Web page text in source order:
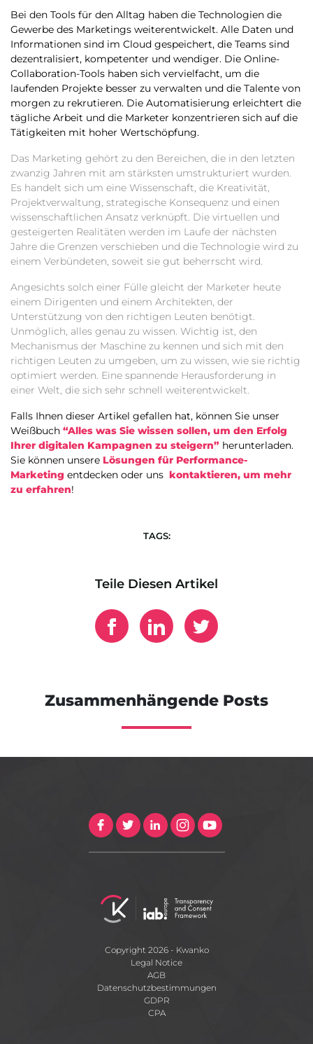
Bei den Tools für den Alltag haben die Technologien die
Gewerbe des Marketings weiterentwickelt. Alle Daten und
Informationen sind im Cloud gespeichert, die Teams sind
dezentralisiert, kompetenter und wendiger. Die Online-
Collaboration-Tools haben sich vervielfacht, um die
laufenden Projekte besser zu verwalten und die Talente von
morgen zu rekrutieren. Die Automatisierung erleichtert die
tägliche Arbeit und die Marketer konzentrieren sich auf die
Tätigkeiten mit hoher Wertschöpfung.
Das Marketing gehört zu den Bereichen, die in den letzten
zwanzig Jahren mit am stärksten umstrukturiert wurden.
Es handelt sich um eine Wissenschaft, die Kreativität,
Projektverwaltung, strategische Konsequenz und einen
wissenschaftlichen Ansatz verknüpft. Die virtuellen und
gesteigerten Realitäten werden im Laufe der nächsten
Jahre die Grenzen verschieben und die Technologie wird zu
einem Verbündeten, soweit sie gut beherrscht wird.
Angesichts solch einer Fülle gleicht der Marketer heute
einem Dirigenten und einem Architekten, der
Unterstützung von den richtigen Leuten benötigt.
Unmöglich, alles genau zu wissen. Wichtig ist, den
Mechanismus der Maschine zu kennen und sich mit den
richtigen Leuten zu umgeben, um zu wissen, wie sie richtig
optimiert werden. Eine spannende Herausforderung in
einer Welt, die sich sehr schnell weiterentwickelt.
Falls Ihnen dieser Artikel gefallen hat, können Sie unser
Weißbuch “Alles was Sie wissen sollen, um den Erfolg
Ihrer digitalen Kampagnen zu steigern” herunterladen.
Sie können unsere Lösungen für Performance-
Marketing entdecken oder uns kontaktieren, um mehr
zu erfahren!
TAGS:
Teile Diesen Artikel
Zusammenhängende Posts
Copyright 2026 - Kwanko
Legal Notice
AGB
Datenschutzbestimmungen
GDPR
CPA